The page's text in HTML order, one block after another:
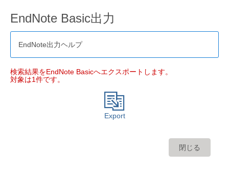
EndNote Basic出力
EndNote出力ヘルプ
検索結果をEndNote Basicへエクスポートします。
対象は1件です。
Export